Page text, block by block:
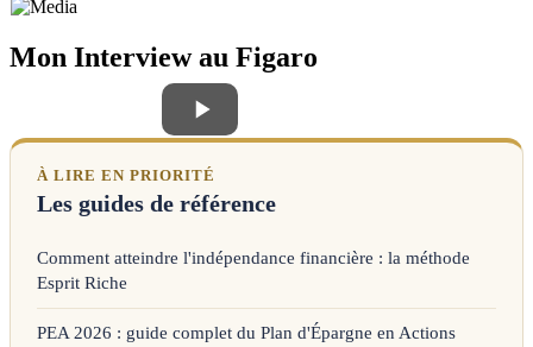
Mon Interview au Figaro
À LIRE EN PRIORITÉ
Les guides de référence
Comment atteindre l'indépendance financière : la méthode
Esprit Riche
PEA 2026 : guide complet du Plan d'Épargne en Actions